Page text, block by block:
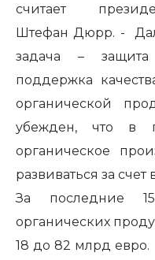
считает
Штефан Дюрр. -
задача –
поддержка
органической
убежден, что в
органическое
развиваться за
За последние
органических
18 до 82 млрд евро.